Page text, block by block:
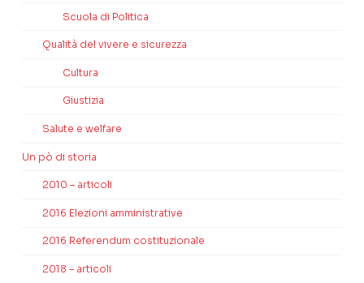
Scuola di Politica
Qualità del vivere e sicurezza
Cultura
Giustizia
Salute e welfare
Un pò di storia
2010 – articoli
2016 Elezioni amministrative
2016 Referendum costituzionale
2018 – articoli